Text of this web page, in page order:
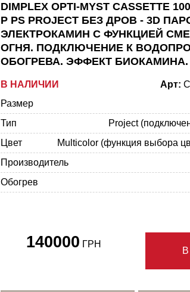
DIMPLEX OPTI-MYST CASSETTE
P PS PROJECT БЕЗ ДРОВ - 3D
ЭЛЕКТРОКАМИН С ФУНКЦИЕЙ
ОГНЯ. ПОДКЛЮЧЕНИЕ К
ОБОГРЕВА. ЭФФЕКТ БИОКАМИНА.
Арт:
В НАЛИЧИИ
Размер
Тип
Project
Цвет
Multicolor (функция выбора
Производитель
Обогрев
140000 ГРН